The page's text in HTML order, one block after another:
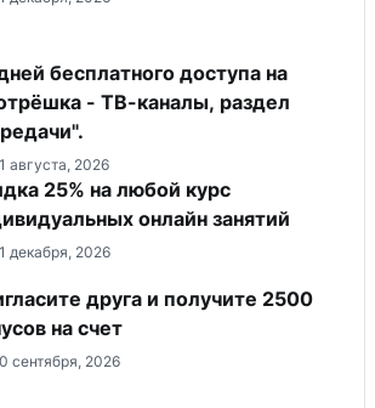
бесплатного доступа на
- ТВ-каналы, раздел
августа, 2026
25% на любой курс
онлайн занятий
декабря, 2026
друга и получите 2500
на счет
сентября, 2026